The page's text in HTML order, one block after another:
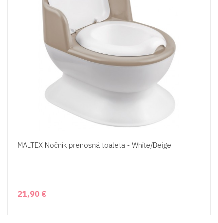
MALTEX Nočník prenosná toaleta - White/Beige
21,90 €